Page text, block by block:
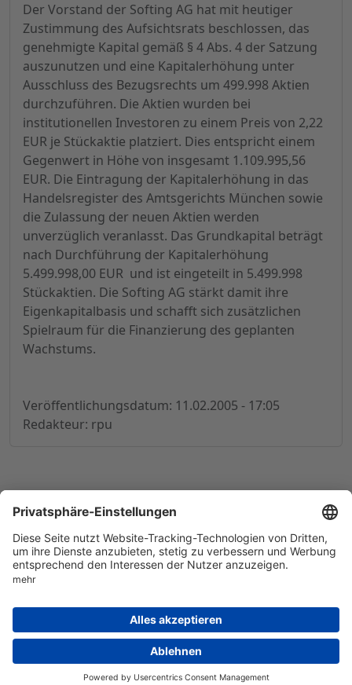
Der Vorstand der Softing AG hat mit heutiger
Zustimmung des Aufsichtsrats beschlossen, das
genehmigte Kapital gemäß § 4 Abs. 4 der Satzung
auszunutzen und eine Kapitalerhöhung unter
Ausschluss des Bezugsrechts um 499.998 Aktien
durchzuführen. Die Aktien wurden bei
institutionellen Investoren zu einem Preis von 2,22
EUR je Stückaktie platziert. Dies entspricht einem
Gegenwert in Höhe von insgesamt 1.109.995,56
EUR. Die Eintragung der Kapitalerhöhung in das
Handelsregister des Amtsgerichts München sowie
die Zulassung der neuen Aktien werden
unverzüglich veranlasst. Das Grundkapital beträgt
nach Durchführung der Kapitalerhöhung
5.499.998,00 EUR und ist eingeteilt in 5.499.998
Stückaktien. Die Softing AG stärkt damit ihre
Eigenkapitalbasis und schafft sich zusätzlichen
Spielraum für die Finanzierung des geplanten
Wachstums.
Veröffentlichungsdatum: 11.02.2005 - 17:05
Redakteur: rpu
© 1998-2026by GSC Research GmbH
Datenschutz